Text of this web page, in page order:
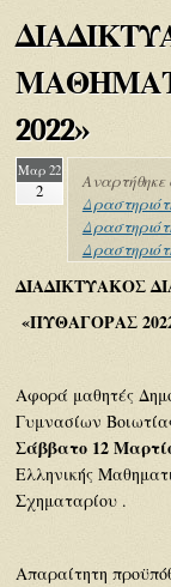
2022»
Μαρ 22
2
ΔΙΑΔΙΚΤΥΑΚΟΣ
«ΠΥΘΑΓΟΡΑΣ
Αφορά μαθητές
Γυμνασίων
Σάββατο 12
Ελληνικής
Σχηματαρίου .
Απαραίτητη